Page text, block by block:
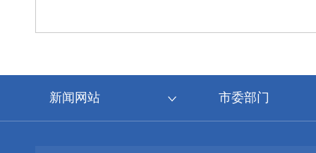
新闻网站 市委部门